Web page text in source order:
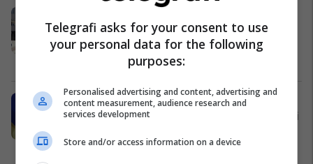
bombolës së oksigjenit, rrëfehen
familjarët
Kosovë 07/12/2020
Zemaj: Do të shtohen edhe 20 mijë
litra oksigjen, paniku i krijuar është i
Kosovë 04/12/2020
Telegrafi asks for your consent to use
your personal data for the following
purposes:
Personalised advertising and content, advertising and
content measurement, audience research and
services development
Store and/or access information on a device